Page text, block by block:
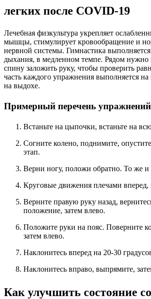
легких после COVID-19
Лечебная физкультура укрепляет
мышцы, стимулирует кровообращение и
нервной системы. Гимнастика
дыхания, в медленном темпе. Рядом нужно
спину заложить руку, чтобы проверить
часть каждого упражнения выполняется
на выдохе.
Примерный перечень упражнений
Встаньте на цыпочки, встаньте на
Согните колено, поднимите,
этап.
Верни ногу, положи обратно. То же и
Круговые движения плечами вперед,
Верните правую руку назад,
положение, затем влево.
Положите руки на пояс. Поверните
затем влево.
Наклонитесь вперед на 20-30
Наклонитесь вправо, выпрямите,
Как улучшить состояние